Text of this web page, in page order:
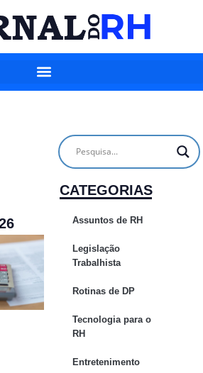
CATEGORIAS
Assuntos de RH
Legislação
Trabalhista
Rotinas de DP
Tecnologia para o
RH
Entretenimento